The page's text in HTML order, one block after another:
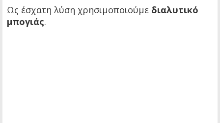
Ως έσχατη λύση χρησιμοποιούμε διαλυτικό
μπογιάς.